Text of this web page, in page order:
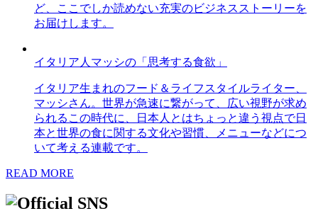
ど、ここでしか読めない充実のビジネスストーリーを
お届けします。
イタリア人マッシの「思考する食欲」
イタリア生まれのフード＆ライフスタイルライター、
マッシさん。世界が急速に繋がって、広い視野が求め
られるこの時代に、日本人とはちょっと違う視点で日
本と世界の食に関する文化や習慣、メニューなどにつ
いて考える連載です。
READ MORE